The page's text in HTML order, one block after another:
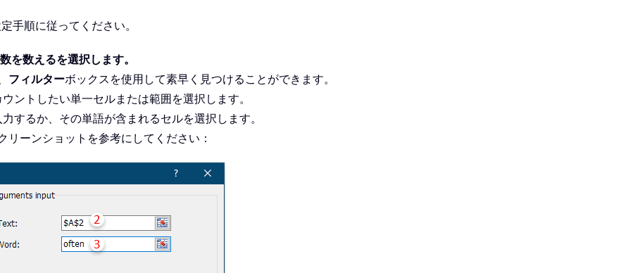
手順に従ってください。
を数えるを選択します。
フィルターボックスを使用して素早く見つけることができます。
ントしたい単一セルまたは範囲を選択します。
するか、その単語が含まれるセルを選択します。
ーンショットを参考にしてください：